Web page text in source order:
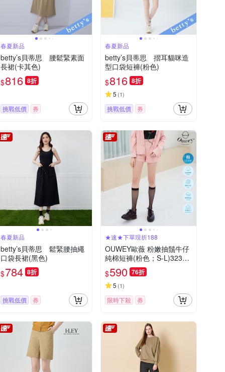
春夏新品
betty’s貝蒂思 腰鬆緊素面
長裙(卡其色)
$816 8折
挑戰低價 券
春夏新品
betty’s貝蒂思 摺耳貓咪造
型口袋短褲(粉色)
$816 8折
5 (1)
挑戰低價 券
春夏新品
betty’s貝蒂思 鬆緊腰抽繩
口袋長裙(黑色)
$784 8折
挑戰低價 券
★速★下單現折188
OUWEY歐薇 粉嫩抽鬚牛仔
純棉短褲(粉色；S-L)32321
38509
$590 76折
5 (1)
限時下殺 券